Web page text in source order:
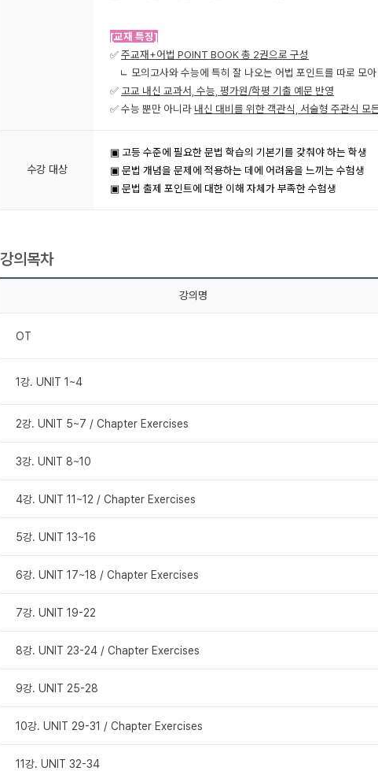
[교재 특징]
✅주교재+어법 POINT BOOK 총 2권으로 구성
ㄴ 모의고사와 수능에 특히 잘 나오는 어법 포인트를 따로 모아
✅ 고교 내신 교과서, 수능, 평가원/학평 기출 예문 반영
✅ 수능 뿐만 아니라 내신 대비를 위한 객관식, 서술형 주관식 모
수강 대상
▣ 고등 수준에 필요한 문법 학습의 기본기를 갖춰야 하는 학생
▣ 문법 개념을 문제에 적용하는 데에 어려움을 느끼는 수험생
▣ 문법 출제 포인트에 대한 이해 자체가 부족한 수험생
강의목차
강의명
OT
1강. UNIT 1~4
2강. UNIT 5~7 / Chapter Exercises
3강. UNIT 8~10
4강. UNIT 11~12 / Chapter Exercises
5강. UNIT 13~16
6강. UNIT 17~18 / Chapter Exercises
7강. UNIT 19-22
8강. UNIT 23-24 / Chapter Exercises
9강. UNIT 25-28
10강. UNIT 29-31 / Chapter Exercises
11강. UNIT 32-34